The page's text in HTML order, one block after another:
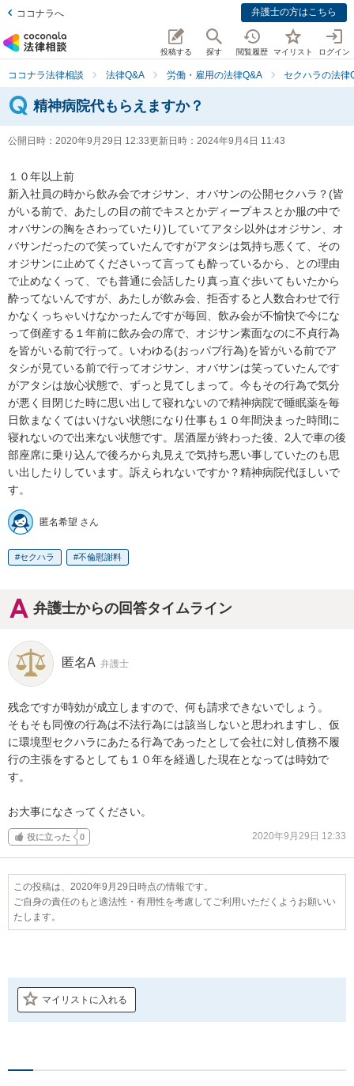
ココナラへ 弁護士の方はこちら
投稿する 探す 閲覧履歴 マイリスト ログイン
ココナラ法律相談 法律Q&A 労働・雇用の法律Q&A セクハラの法律
精神病院代もらえますか？
公開日時： 2020年9月29日 12:33更新日時： 2024年9月4日 11:43
１０年以上前
新入社員の時から飲み会でオジサン、オバサンの公開セクハラ？(皆
がいる前で、あたしの目の前でキスとかディープキスとか服の中で
オバサンの胸をさわっていたり)していてアタシ以外はオジサン、オ
バサンだったので笑っていたんですがアタシは気持ち悪くて、その
オジサンに止めてくださいって言っても酔っているから、との理由
で止めなくって、でも普通に会話したり真っ直ぐ歩いてもいたから
酔ってないんですが、あたしが飲み会、拒否すると人数合わせで行
かなくっちゃいけなかったんですが毎回、飲み会が不愉快で今にな
って倒産する１年前に飲み会の席で、オジサン素面なのに不貞行為
を皆がいる前で行って。いわゆる(おっパブ行為)を皆がいる前でア
タシが見ている前で行ってオジサン、オバサンは笑っていたんです
がアタシは放心状態で、ずっと見てしまって。今もその行為で気分
が悪く目閉じた時に思い出して寝れないので精神病院で睡眠薬を毎
日飲まなくてはいけない状態になり仕事も１０年間決まった時間に
寝れないので出来ない状態です。居酒屋が終わった後、2人で車の後
部座席に乗り込んで後ろから丸見えで気持ち悪い事していたのも思
い出したりしています。訴えられないですか？精神病院代ほしいで
す。
匿名希望 さん
セクハラ 不倫慰謝料
弁護士からの回答タイムライン
匿名A 弁護士
残念ですが時効が成立しますので、何も請求できないでしょう。
そもそも同僚の行為は不法行為には該当しないと思われますし、仮
に環境型セクハラにあたる行為であったとして会社に対し債務不履
行の主張をするとしても１０年を経過した現在となっては時効で
す。
お大事になさってください。
役に立った 0 2020年9月29日 12:33
この投稿は、2020年9月29日時点の情報です。
ご自身の責任のもと適法性・有用性を考慮してご利用いただくようお願いい
たします。
マイリストに入れる